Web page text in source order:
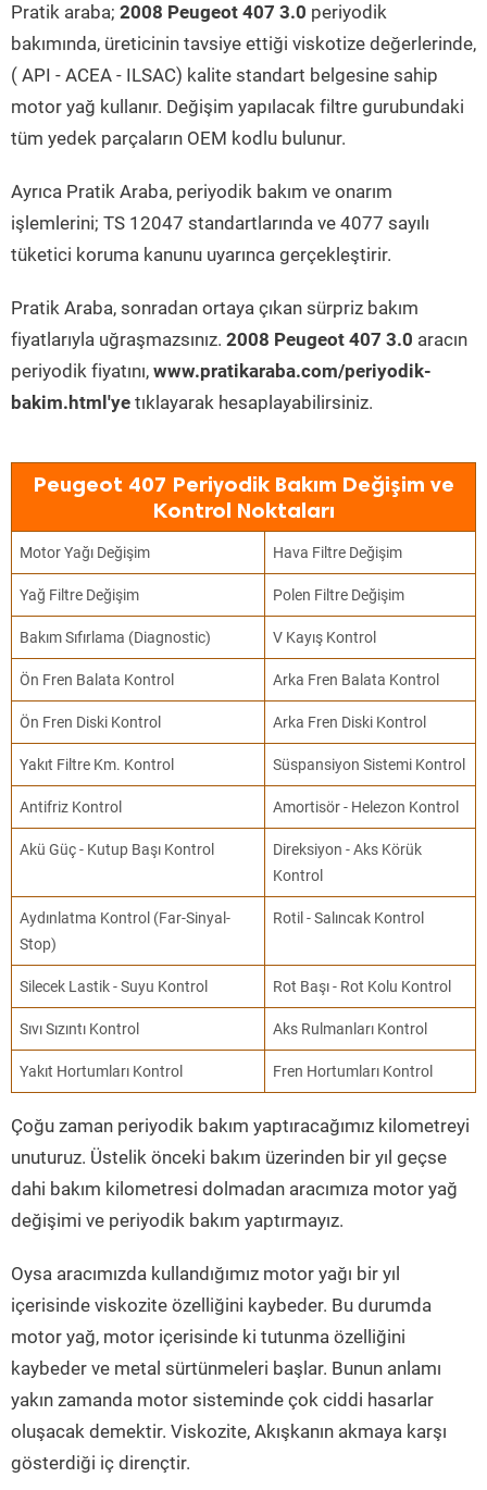
Pratik araba; 2008 Peugeot 407 3.0 periyodik
bakımında, üreticinin tavsiye ettiği viskotize değerlerinde,
( API - ACEA - ILSAC) kalite standart belgesine sahip
motor yağ kullanır. Değişim yapılacak filtre gurubundaki
tüm yedek parçaların OEM kodlu bulunur.
Ayrıca Pratik Araba, periyodik bakım ve onarım
işlemlerini; TS 12047 standartlarında ve 4077 sayılı
tüketici koruma kanunu uyarınca gerçekleştirir.
Pratik Araba, sonradan ortaya çıkan sürpriz bakım
fiyatlarıyla uğraşmazsınız. 2008 Peugeot 407 3.0 aracın
periyodik fiyatını, www.pratikaraba.com/periyodik-
bakim.html'ye tıklayarak hesaplayabilirsiniz.
Peugeot 407 Periyodik Bakım Değişim ve
Kontrol Noktaları
Motor Yağı Değişim Hava Filtre Değişim
Yağ Filtre Değişim Polen Filtre Değişim
Bakım Sıfırlama (Diagnostic) V Kayış Kontrol
Ön Fren Balata Kontrol Arka Fren Balata Kontrol
Ön Fren Diski Kontrol Arka Fren Diski Kontrol
Yakıt Filtre Km. Kontrol Süspansiyon Sistemi Kontrol
Antifriz Kontrol Amortisör - Helezon Kontrol
Akü Güç - Kutup Başı Kontrol
Direksiyon - Aks Körük
Kontrol
Aydınlatma Kontrol (Far-Sinyal-
Stop)
Rotil - Salıncak Kontrol
Silecek Lastik - Suyu Kontrol Rot Başı - Rot Kolu Kontrol
Sıvı Sızıntı Kontrol Aks Rulmanları Kontrol
Yakıt Hortumları Kontrol Fren Hortumları Kontrol
Çoğu zaman periyodik bakım yaptıracağımız kilometreyi
unuturuz. Üstelik önceki bakım üzerinden bir yıl geçse
dahi bakım kilometresi dolmadan aracımıza motor yağ
değişimi ve periyodik bakım yaptırmayız.
Oysa aracımızda kullandığımız motor yağı bir yıl
içerisinde viskozite özelliğini kaybeder. Bu durumda
motor yağ, motor içerisinde ki tutunma özelliğini
kaybeder ve metal sürtünmeleri başlar. Bunun anlamı
yakın zamanda motor sisteminde çok ciddi hasarlar
oluşacak demektir. Viskozite, Akışkanın akmaya karşı
gösterdiği iç dirençtir.